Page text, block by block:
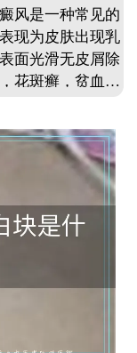
风是一种常见的
现为皮肤出现乳
面光滑无皮屑除
花斑癣，贫血痣
界是否清晰，有
应及时带孩子到
通过伍德灯等专
期干预，对控制
自行用药，以免